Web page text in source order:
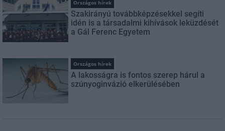
Országos hírek
Szakirányú továbbképzésekkel segíti
idén is a társadalmi kihívások leküzdését
a Gál Ferenc Egyetem
Országos hírek
A lakosságra is fontos szerep hárul a
szúnyoginvázió elkerülésében